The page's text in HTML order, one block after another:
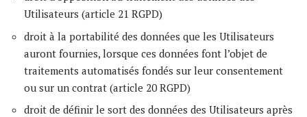
Utilisateurs (article 21 RGPD)
droit à la portabilité des données que les Utilisateurs
auront fournies, lorsque ces données font l’objet de
traitements automatisés fondés sur leur consentement
ou sur un contrat (article 20 RGPD)
droit de définir le sort des données des Utilisateurs après